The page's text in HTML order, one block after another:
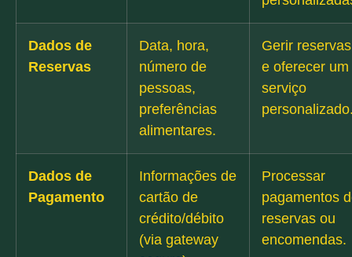
Dados de
Reservas
Data, hora,
número de
pessoas,
preferências
alimentares.
Gerir reservas
e oferecer um
serviço
Dados de
Pagamento
Informações de
cartão de
crédito/débito
(via gateway
Processar
pagamentos
reservas ou
encomendas.